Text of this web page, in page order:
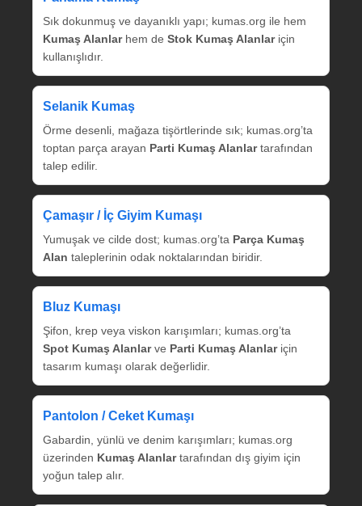
Sık dokunmuş ve dayanıklı yapı; kumas.org ile hem
Kumaş Alanlarhem de Stok Kumaş Alanlariçin
kullanışlıdır.
Selanik Kumaş
Örme desenli, mağaza tişörtlerinde sık; kumas.org’ta
toptan parça arayan Parti Kumaş Alanlartarafından
talep edilir.
Çamaşır / İç Giyim Kumaşı
Yumuşak ve cilde dost; kumas.org’ta Parça Kumaş
Alan taleplerinin odak noktalarından biridir.
Bluz Kumaşı
Şifon, krep veya viskon karışımları; kumas.org’ta
Spot Kumaş Alanlarve Parti Kumaş Alanlariçin
tasarım kumaşı olarak değerlidir.
Pantolon / Ceket Kumaşı
Gabardin, yünlü ve denim karışımları; kumas.org
üzerinden Kumaş Alanlartarafından dış giyim için
yoğun talep alır.